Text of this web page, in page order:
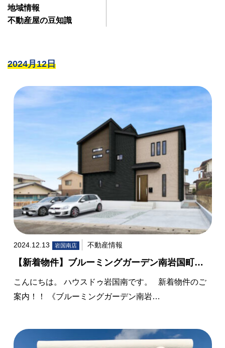
地域情報
不動産屋の豆知識
2024月12日
2024.12.13 岩国南店 不動産情報
【新着物件】ブルーミングガーデン南岩国町…
こんにちは。 ハウスドゥ岩国南です。 新着物件のご
案内！！ 《ブルーミングガーデン南岩…